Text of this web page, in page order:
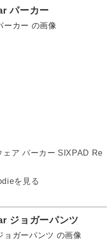
パーカー
ェア パーカー SIXPAD Re
を見る
ジョガーパンツ